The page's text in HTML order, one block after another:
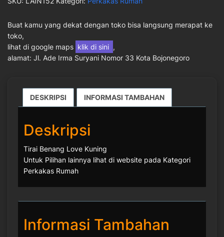
Buat kamu yang dekat dengan toko bisa langsung merapat ke
toko,
lihat di google maps klik di sini ,
alamat: Jl. Ade Irma Suryani Nomor 33 Kota Bojonegoro
DESKRIPSI INFORMASI TAMBAHAN
Deskripsi
Tirai Benang Love Kuning
Untuk Pilihan lainnya lihat di website pada Kategori
Perkakas Rumah
Informasi Tambahan